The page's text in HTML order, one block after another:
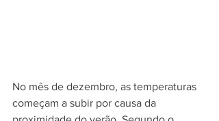
No mês de dezembro, as temperaturas
começam a subir por causa da